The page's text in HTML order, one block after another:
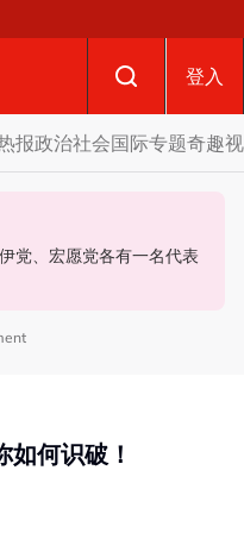
登入
报政治社会国际专题奇趣
提
森州议会 马华、伊党、宏愿党各有一名代表
何识破！